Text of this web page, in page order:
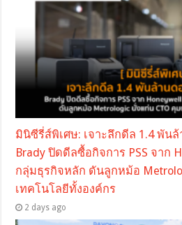
มินิซีรี่ส์พิเศษ: เจาะลึกดีล 1.4 พัน
Brady ปิดดีลซื้อกิจการ PSS จาก
กลุ่มธุรกิจหลัก ดันลูกหม้อ
เทคโนโลยีทั้งองค์กร
2 days ago